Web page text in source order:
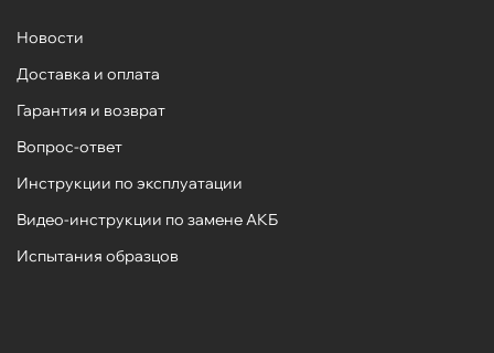
Новости
Доставка и оплата
Гарантия и возврат
Вопрос-ответ
Инструкции по эксплуатации
Видео-инструкции по замене АКБ
Испытания образцов